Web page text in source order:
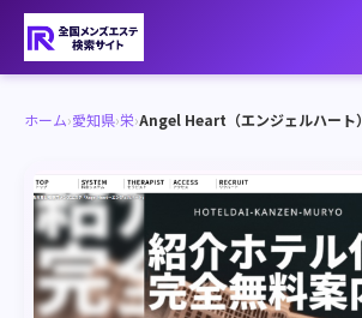
ホーム›愛知県›栄›Angel Heart（エンジェルハート）